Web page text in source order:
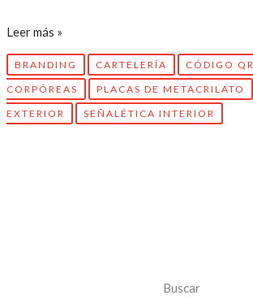
Leer más »
BRANDING CARTELERÍA CÓDIGO QR
CORPÓREAS
PLACAS DE METACRILATO
EXTERIOR
SEÑALÉTICA INTERIOR
Buscar